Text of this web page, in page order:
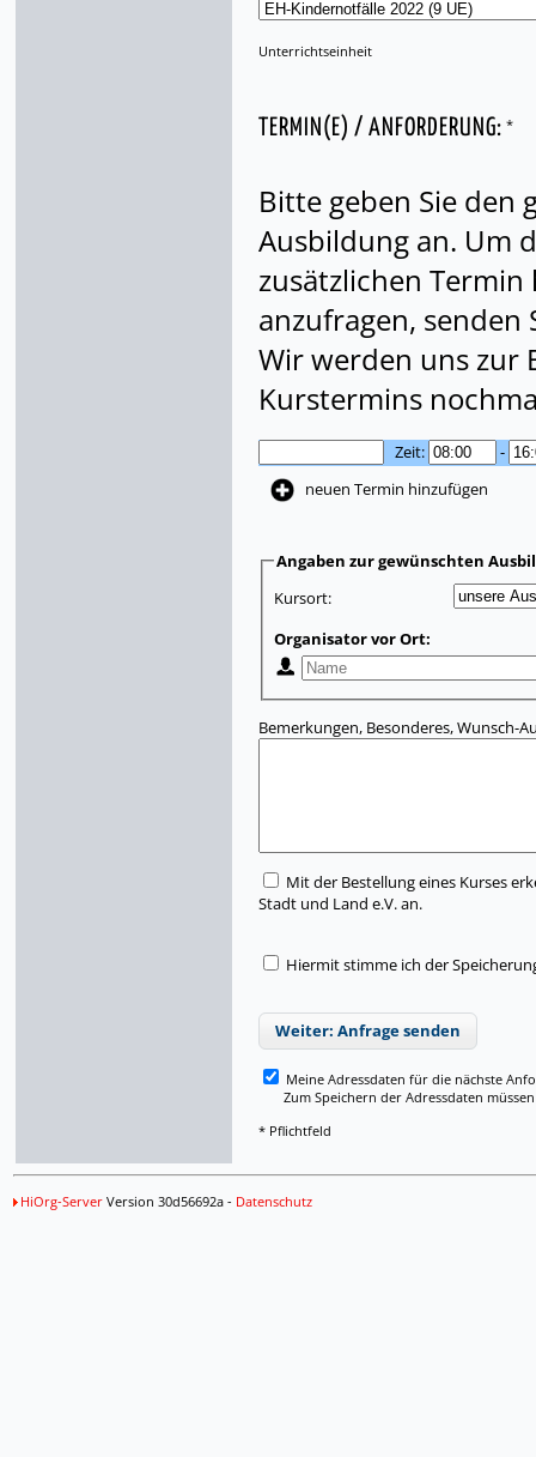
Unterrichtseinheit
TERMIN(E) / ANFORDERUNG: *
Bitte geben Sie den
Ausbildung an. Um
zusätzlichen
anzufragen, senden
Wir werden uns zur
Kurstermins
Zeit:
-
neuen Termin hinzufügen
Angaben zur gewünschten
Kursort:
Organisator vor Ort:
Bemerkungen, Besonderes, Wunsch-
Mit der Bestellung eines Kurses
Stadt und Land e.V. an.
Hiermit stimme ich der
Weiter: Anfrage senden
Meine Adressdaten für die nächste
Zum Speichern der Adressdaten müssen
* Pflichtfeld
HiOrg-ServerVersion 30d56692a - Datenschutz